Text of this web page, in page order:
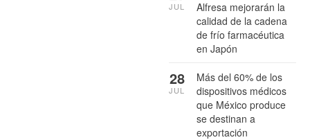
Alfresa mejorarán la
calidad de la cadena
de frío farmacéutica
en Japón
JUL
Más del 60% de los
dispositivos médicos
que México produce
se destinan a
exportación
28
JUL